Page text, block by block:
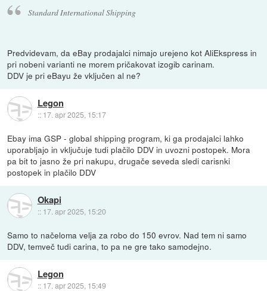
Standard International Shipping
Predvidevam, da eBay prodajalci nimajo urejeno kot AliEkspress in
pri nobeni varianti ne morem pričakovat izogib carinam.
DDV je pri eBayu že vključen al ne?
Legon
:: 17. apr 2025, 15:17
Ebay ima GSP - global shipping program, ki ga prodajalci lahko
uporabljajo in vključuje tudi plačilo DDV in uvozni postopek. Mora
pa bit to jasno že pri nakupu, drugače seveda sledi carisnki
postopek in plačilo DDV
Okapi
:: 17. apr 2025, 15:20
Samo to načeloma velja za robo do 150 evrov. Nad tem ni samo
DDV, temveč tudi carina, to pa ne gre tako samodejno.
Legon
:: 17. apr 2025, 15:49